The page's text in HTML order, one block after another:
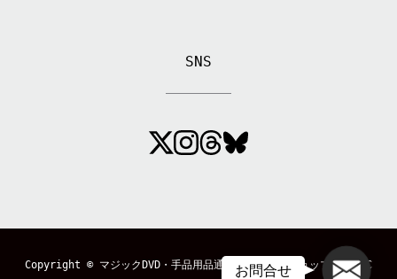
SNS
Copyright © マジックDVD・手品用品通販のマジックショップ「MAGIC
メール
お問合せ